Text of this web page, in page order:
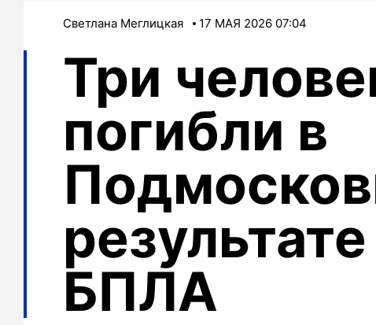
Светлана Меглицкая 17 МАЯ 2026 07:04
Три
погибли в
БПЛА